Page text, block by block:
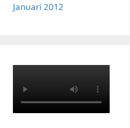
Januari 2012